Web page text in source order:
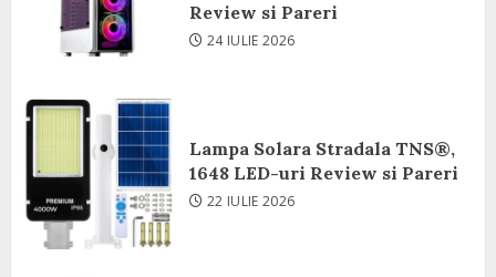
Review si Pareri
24 IULIE 2026
Lampa Solara Stradala TNS®,
1648 LED-uri Review si Pareri
22 IULIE 2026